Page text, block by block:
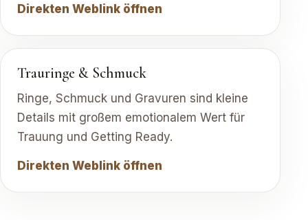
Direkten Weblink öffnen
Trauringe & Schmuck
Ringe, Schmuck und Gravuren sind kleine
Details mit großem emotionalem Wert für
Trauung und Getting Ready.
Direkten Weblink öffnen